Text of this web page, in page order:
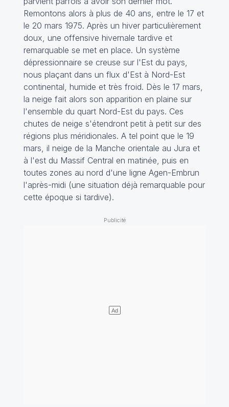
Remontons alors à plus de 40 ans, entre le 17 et
le 20 mars 1975. Après un hiver particulièrement
doux, une offensive hivernale tardive et
remarquable se met en place. Un système
dépressionnaire se creuse sur l'Est du pays,
nous plaçant dans un flux d'Est à Nord-Est
continental, humide et très froid. Dès le 17 mars,
la neige fait alors son apparition en plaine sur
l'ensemble du quart Nord-Est du pays. Ces
chutes de neige s'étendront petit à petit sur des
régions plus méridionales. A tel point que le 19
mars, il neige de la Manche orientale au Jura et
à l'est du Massif Central en matinée, puis en
toutes zones au nord d'une ligne Agen-Embrun
l'après-midi (une situation déjà remarquable pour
cette époque si tardive).